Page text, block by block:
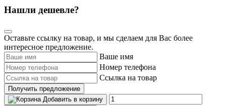
Нашли дешевле?
Оставьте ссылку на товар, и мы сделаем для Вас более
интересное предложение.
Ваше имя
Номер телефона
Ссылка на товар
Получить предложение
Добавить в корзину